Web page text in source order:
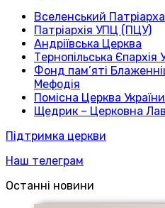
Вселенський
Патріархія УПЦ (ПЦУ)
Андріївська Церква
Тернопільська
Фонд пам’яті
Мефодія
Помісна Церква України
Щедрик – Церковна
Підтримка церкви
Наш телеграм
Останні новини